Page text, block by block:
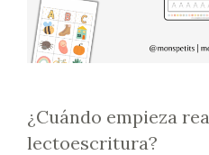
¿Cuándo empieza
lectoescritura?